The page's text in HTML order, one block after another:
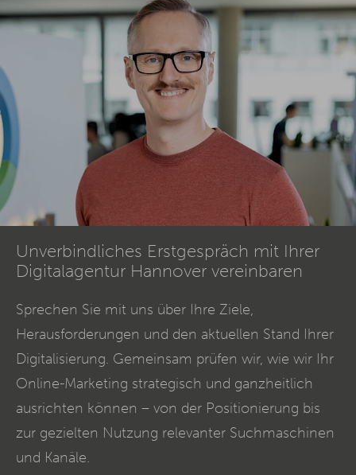
Unverbindliches Erstgespräch mit Ihrer
Digitalagentur Hannover vereinbaren
Sprechen Sie mit uns über Ihre Ziele,
Herausforderungen und den aktuellen Stand Ihrer
Digitalisierung. Gemeinsam prüfen wir, wie wir Ihr
Online-Marketing strategisch und ganzheitlich
ausrichten können – von der Positionierung bis
zur gezielten Nutzung relevanter Suchmaschinen
und Kanäle.